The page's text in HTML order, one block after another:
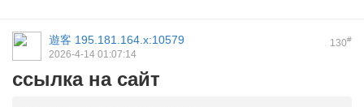
130#
遊客 195.181.164.x:10579
2026-4-14 01:07:14
ссылка на сайт